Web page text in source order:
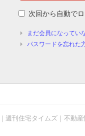
次回から自動で
まだ会員になってい
パスワードを忘れた
週刊住宅タイムズ｜不動